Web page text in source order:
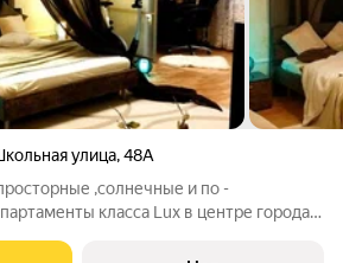
улица,48А
,солнечные и по -
класса Lux в центре города.